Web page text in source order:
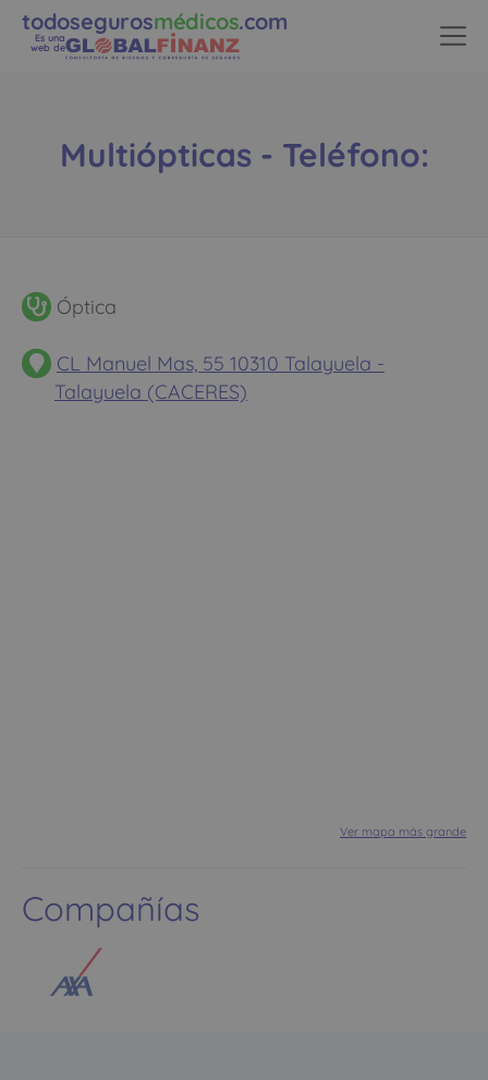
todosegurosmédicos.com
Es una
web de
Multiópticas - Teléfono:
Óptica
CL Manuel Mas, 55 10310 Talayuela -
Talayuela (CACERES)
Ver mapa más grande
Compañías